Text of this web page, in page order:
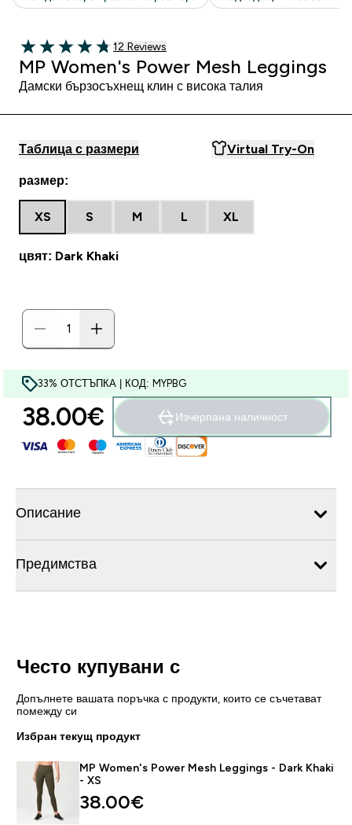
4.75 out of 5 stars
12 Ревюта
12 Reviews
MP Women's Power Mesh Leggings
Дамски бързосъхнещ клин с висока талия
Таблица с размери Virtual Try-On
размер:
XS S M L XL
цвят: Dark Khaki
33% ОТСТЪПКА | КОД: MYPBG
38.00€‎ Изчерпана наличност
Описание
Предимства
Често купувани с
Допълнете вашата поръчка с продукти, които се съчетават
помежду си
Избран текущ продукт
MP Women's Power Mesh Leggings - Dark Khaki
- XS
38.00€‎